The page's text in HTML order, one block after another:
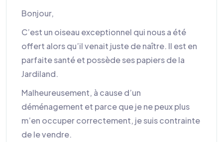
Bonjour,
C’est un oiseau exceptionnel qui nous a été
offert alors qu’il venait juste de naître. Il est en
parfaite santé et possède ses papiers de la
Jardiland.
Malheureusement, à cause d’un
déménagement et parce que je ne peux plus
m’en occuper correctement, je suis contrainte
de le vendre.